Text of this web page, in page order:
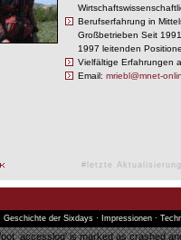
Berufserfahrung in
Großbetrieben Seit
1997 leitenden
Vielfältige Erfahrungen
Email: mriebl@mnet-
#letzte
Geschichte der Sixdays· Impressionen·
is marked as crashed